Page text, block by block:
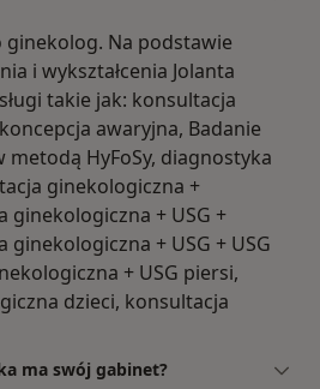
ginekolog. Na podstawie
i wykształcenia Jolanta
takie jak: konsultacja
awaryjna, Badanie
HyFoSy, diagnostyka
ginekologiczna +
ginekologiczna + USG +
+ USG + USG
+ USG piersi,
dzieci, konsultacja
ma swój gabinet?